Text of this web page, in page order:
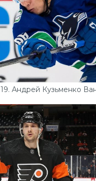
19. Андрей Кузьменко